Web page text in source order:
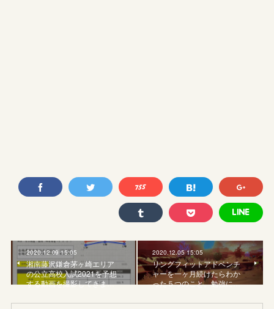
2020.12.09 15:05
湘南藤沢鎌倉茅ヶ崎エリア
の公立高校入試2021を予想
する動画を撮影してきま…
2020.12.05 15:05
リングフィットアドベンチ
ャーを一ヶ月続けたらわか
った５つのこと。勉強に…